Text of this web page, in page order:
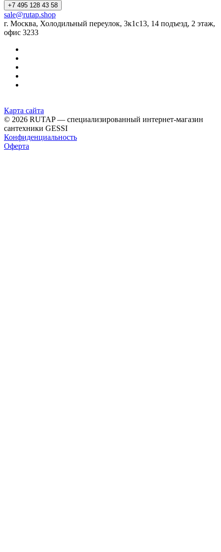
+7 495 128 43 58
sale@rutap.shop
г. Москва, Холодильный переулок, 3к1с13, 14 подъезд, 2 этаж,
офис 3233
Карта сайта
© 2026 RUTAP — специализированный интернет-магазин
сантехники GESSI
Конфиденциальность
Оферта